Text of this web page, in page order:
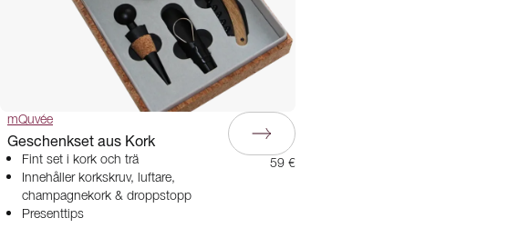
mQuvée
Geschenkset aus Kork
Fint set i kork och trä
Innehåller korkskruv, luftare,
champagnekork & droppstopp
Presenttips
59 €